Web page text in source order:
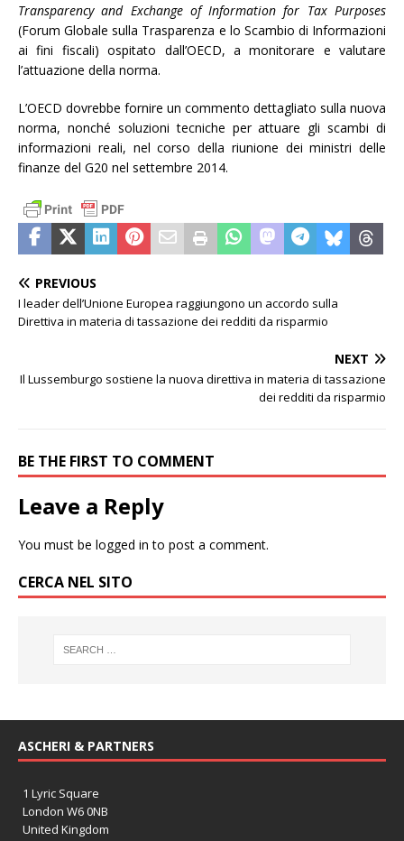
Transparency and Exchange of Information for Tax Purposes
(Forum Globale sulla Trasparenza e lo Scambio di Informazioni
ai fini fiscali) ospitato dall’OECD, a monitorare e valutare
l’attuazione della norma.
L’OECD dovrebbe fornire un commento dettagliato sulla nuova
norma, nonché soluzioni tecniche per attuare gli scambi di
informazioni reali, nel corso della riunione dei ministri delle
finanze del G20 nel settembre 2014.
PREVIOUS
I leader dell’Unione Europea raggiungono un accordo sulla
Direttiva in materia di tassazione dei redditi da risparmio
NEXT
Il Lussemburgo sostiene la nuova direttiva in materia di tassazione
dei redditi da risparmio
BE THE FIRST TO COMMENT
Leave a Reply
You must be logged in to post a comment.
CERCA NEL SITO
ASCHERI & PARTNERS
1 Lyric Square
London W6 0NB
United Kingdom